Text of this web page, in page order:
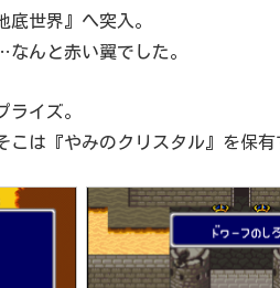
世界』へ突入。
んと赤い翼でした。
イズ。
こは『やみのクリスタル』を保